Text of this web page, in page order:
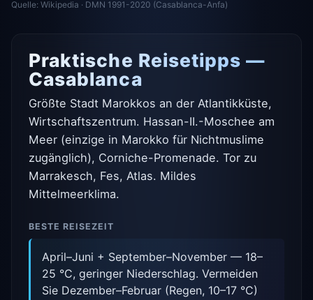
Quelle: Wikipedia · DMN 1991-2020 (Casablanca-Anfa)
Praktische Reisetipps —
Casablanca
Größte Stadt Marokkos an der Atlantikküste,
Wirtschaftszentrum. Hassan-II.-Moschee am
Meer (einzige in Marokko für Nichtmuslime
zugänglich), Corniche-Promenade. Tor zu
Marrakesch, Fes, Atlas. Mildes
Mittelmeerklima.
BESTE REISEZEIT
April–Juni + September–November — 18–
25 °C, geringer Niederschlag. Vermeiden
Sie Dezember–Februar (Regen, 10–17 °C)